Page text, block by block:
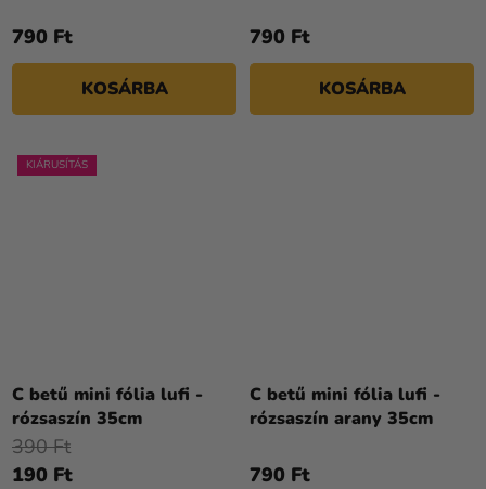
790 Ft
KOSÁRBA
790 Ft
KOSÁRBA
KIÁRUSÍTÁS
C betű mini fólia lufi -
rózsaszín 35cm
190 Ft
390 Ft
C betű mini fólia lufi -
rózsaszín arany 35cm
790 Ft